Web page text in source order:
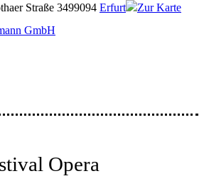
Straße 3499094 Erfurt
Zur Karte
GmbH
Opera